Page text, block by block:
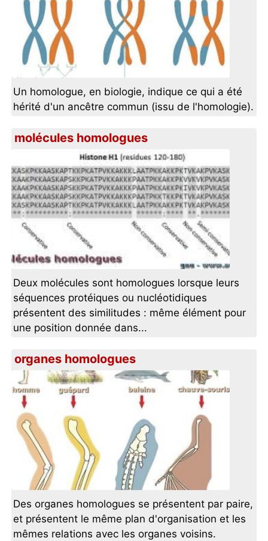
Un homologue, en biologie, indique ce qui a été
hérité d'un ancêtre commun (issu de l'homologie).
molécules homologues
Deux molécules sont homologues lorsque leurs
séquences protéiques ou nucléotidiques
présentent des similitudes : même élément pour
une position donnée dans...
organes homologues
Des organes homologues se présentent par paire,
et présentent le même plan d'organisation et les
mêmes relations avec les organes voisins.